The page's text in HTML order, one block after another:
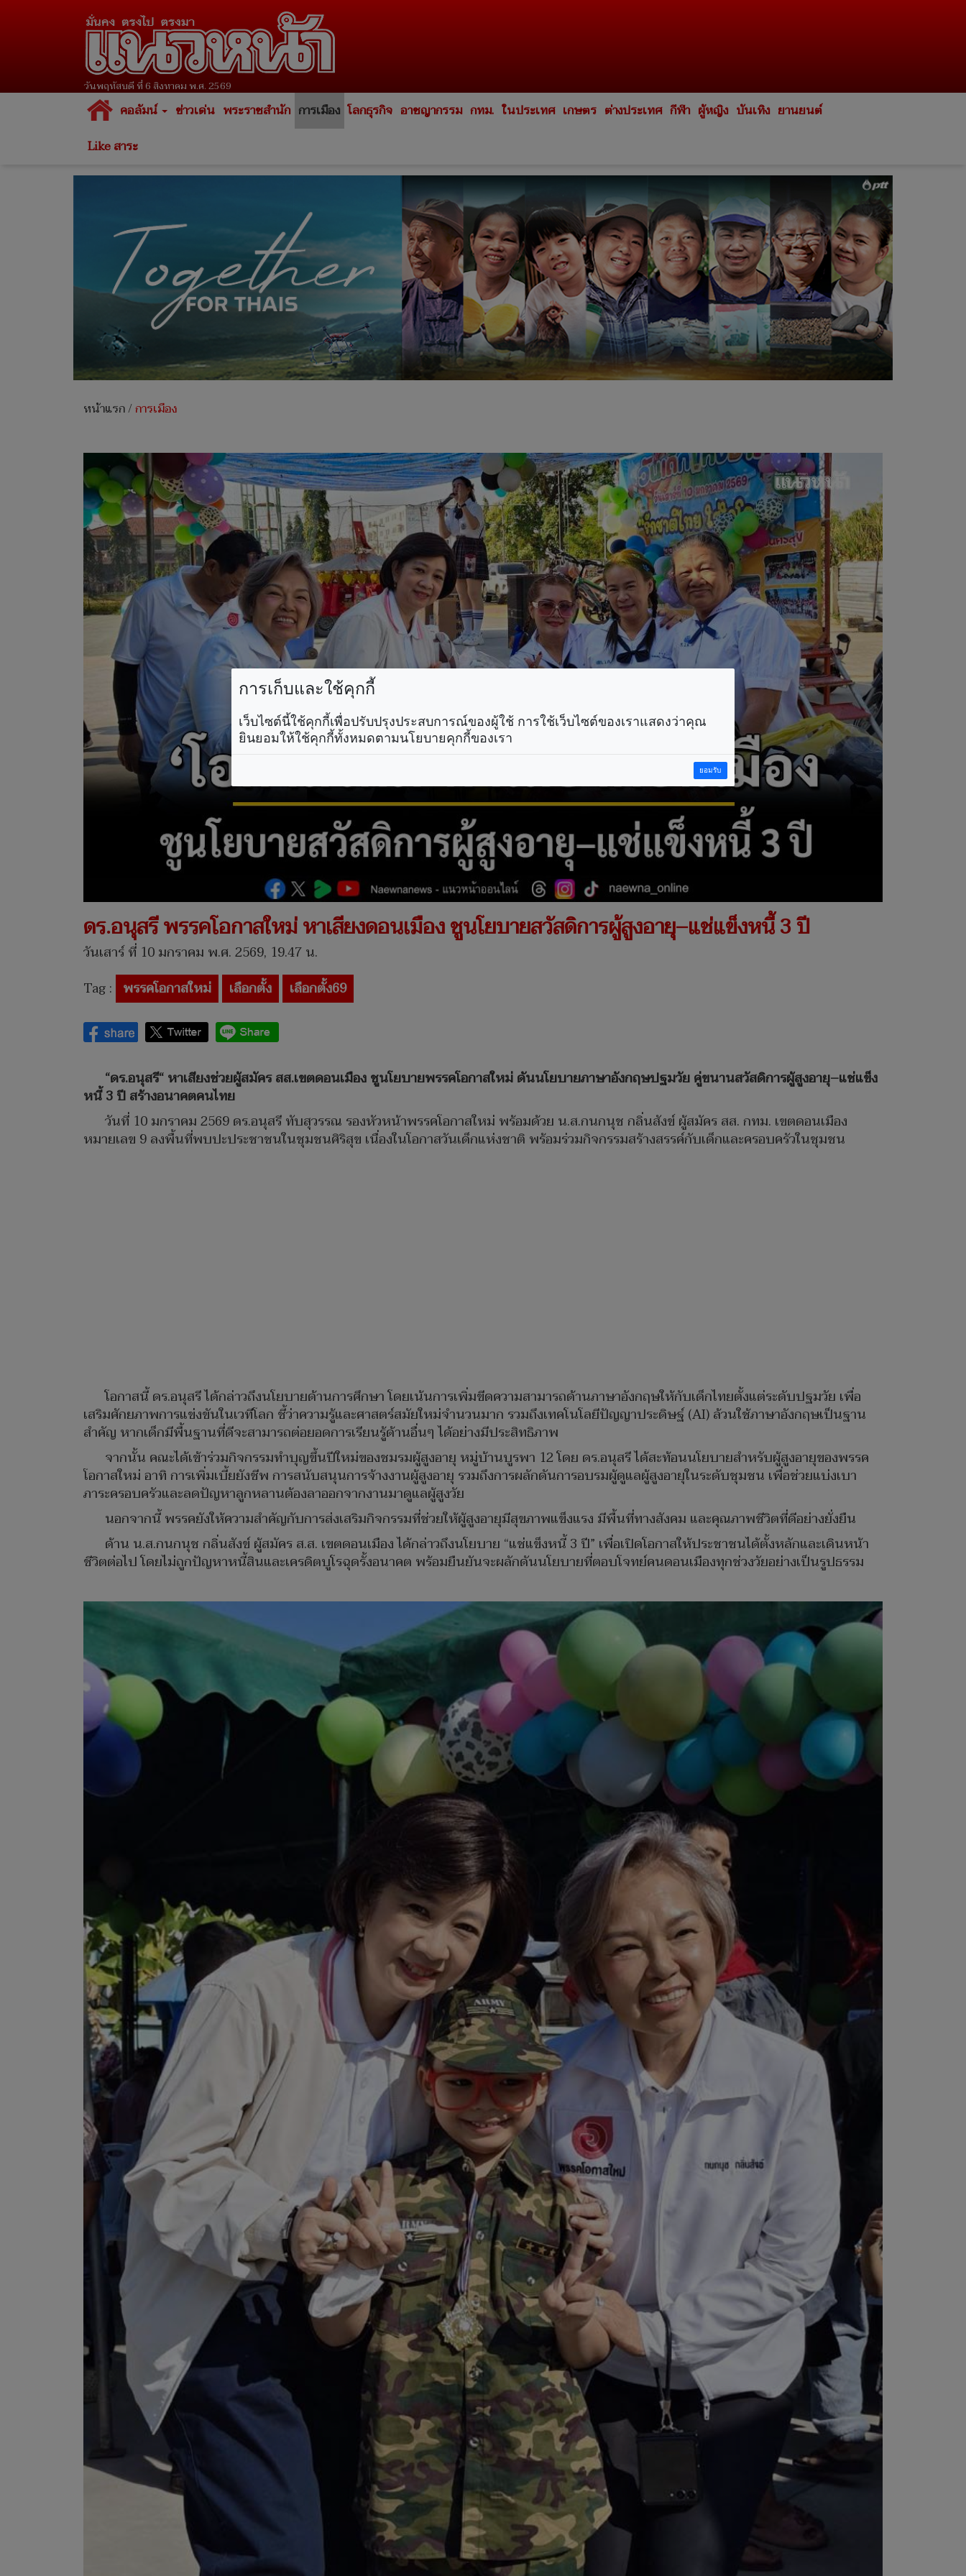
วันพฤหัสบดี ที่ 6 สิงหาคม พ.ศ. 2569
คอลัมน์ ข่าวเด่น พระราชสำนัก การเมือง โลกธุรกิจ อาชญากรรม กทม. ในประเทศ เกษตร ต่างประเทศ กีฬา ผู้หญิง บันเทิง ยานยนต์
Like สาระ
หน้าแรก/การเมือง
ดร.อนุสรี พรรคโอกาสใหม่ หาเสียงดอนเมือง ชูนโยบายสวัสดิการผู้สูงอายุ–แช่แข็งหนี้ 3 ปี
วันเสาร์ ที่ 10 มกราคม พ.ศ. 2569, 19.47 น.
Tag : พรรคโอกาสใหม่ เลือกตั้ง เลือกตั้ง69
“ดร.อนุสรี“ หาเสียงช่วยผู้สมัคร สส.เขตดอนเมือง ชูนโยบายพรรคโอกาสใหม่ ดันนโยบายภาษาอังกฤษปฐมวัย คู่ขนานสวัสดิการผู้สูงอายุ–แช่แข็ง
หนี้ 3 ปี สร้างอนาคตคนไทย
วันที่ 10 มกราคม 2569 ดร.อนุสรี ทับสุวรรณ รองหัวหน้าพรรคโอกาสใหม่ พร้อมด้วย น.ส.กนกนุช กลิ่นสังข์ ผู้สมัคร สส. กทม. เขตดอนเมือง
หมายเลข 9 ลงพื้นที่พบปะประชาชนในชุมชนศิริสุข เนื่องในโอกาสวันเด็กแห่งชาติ พร้อมร่วมกิจกรรมสร้างสรรค์กับเด็กและครอบครัวในชุมชน
โอกาสนี้ ดร.อนุสรี ได้กล่าวถึงนโยบายด้านการศึกษา โดยเน้นการเพิ่มขีดความสามารถด้านภาษาอังกฤษให้กับเด็กไทยตั้งแต่ระดับปฐมวัย เพื่อ
เสริมศักยภาพการแข่งขันในเวทีโลก ชี้ว่าความรู้และศาสตร์สมัยใหม่จำนวนมาก รวมถึงเทคโนโลยีปัญญาประดิษฐ์ (AI) ล้วนใช้ภาษาอังกฤษเป็นฐาน
สำคัญ หากเด็กมีพื้นฐานที่ดีจะสามารถต่อยอดการเรียนรู้ด้านอื่นๆ ได้อย่างมีประสิทธิภาพ
จากนั้น คณะได้เข้าร่วมกิจกรรมทำบุญขึ้นปีใหม่ของชมรมผู้สูงอายุ หมู่บ้านบูรพา 12 โดย ดร.อนุสรี ได้สะท้อนนโยบายสำหรับผู้สูงอายุของพรรค
โอกาสใหม่ อาทิ การเพิ่มเบี้ยยังชีพ การสนับสนุนการจ้างงานผู้สูงอายุ รวมถึงการผลักดันการอบรมผู้ดูแลผู้สูงอายุในระดับชุมชน เพื่อช่วยแบ่งเบา
ภาระครอบครัวและลดปัญหาลูกหลานต้องลาออกจากงานมาดูแลผู้สูงวัย
นอกจากนี้ พรรคยังให้ความสำคัญกับการส่งเสริมกิจกรรมที่ช่วยให้ผู้สูงอายุมีสุขภาพแข็งแรง มีพื้นที่ทางสังคม และคุณภาพชีวิตที่ดีอย่างยั่งยืน
ด้าน น.ส.กนกนุช กลิ่นสังข์ ผู้สมัคร ส.ส. เขตดอนเมือง ได้กล่าวถึงนโยบาย “แช่แข็งหนี้ 3 ปี” เพื่อเปิดโอกาสให้ประชาชนได้ตั้งหลักและเดินหน้า
ชีวิตต่อไป โดยไม่ถูกปัญหาหนี้สินและเครดิตบูโรฉุดรั้งอนาคต พร้อมยืนยันจะผลักดันนโยบายที่ตอบโจทย์คนดอนเมืองทุกช่วงวัยอย่างเป็นรูปธรรม
การเก็บและใช้คุกกี้
เว็บไซต์นี้ใช้คุกกี้เพื่อปรับปรุงประสบการณ์ของผู้ใช้ การใช้เว็บไซต์ของเราแสดงว่าคุณ
ยินยอมให้ใช้คุกกี้ทั้งหมดตามนโยบายคุกกี้ของเรา
ยอมรับ